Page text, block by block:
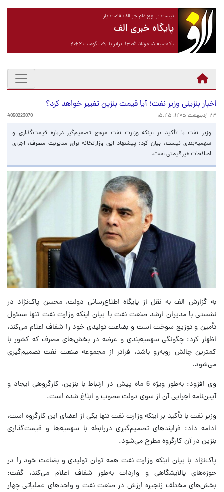
نیست بر لوح دلم جز الف قامت یار
پایگاه خبری الف
یک‌شنبه ۱۸ مرداد ۱۴۰۵ برابر با ۰۹ آگوست ۲۰۲۶
اخبار بنزینی وزیر نفت؛ آیا قیمت بنزین تغییر خواهد کرد؟
۲۳ اردیبهشت ۱۴۰۵، ۱۵:۴۵ 4050223070
وزیر نفت با تأکید بر اینکه وزارت نفت مرجع تصمیم‌گیر درباره قیمت‌گذاری و
سهمیه‌بندی نیست، بیان کرد: پیشنهاد این وزارتخانه برای مدیریت مصرف، اجرای
اصلاحات غیرقیمتی است.
به گزارش الف به نقل از پایگاه اطلاع‌رسانی دولت، محسن پاک‌نژاد در
نشستی با مدیران ارشد صنعت نفت با بیان اینکه وزارت نفت تنها مسئول
تأمین و توزیع سوخت است و بضاعت تولیدی خود را شفاف اعلام می‌کند،
اظهار کرد: چگونگی سهمیه‌بندی و عرضه در بخش‌های مصرف که کشور با
کمترین چالش روبه‌رو باشد، فراتر از مجموعه صنعت نفت تصمیم‌گیری
می‌شود.
وی افزود: به‌طور ویژه 6 ماه پیش در ارتباط با بنزین، کارگروهی ایجاد و
آیین‌نامه اجرایی آن از سوی دولت مصوب و ابلاغ شده است.
وزیر نفت با تأکید بر اینکه وزارت نفت تنها یکی از اعضای این کارگروه است،
ادامه داد: فرایندهای تصمیم‌گیری دررابطه‌ با سهمیه‌ها و قیمت‌گذاری
بنزین در آن کارگروه مطرح می‌شود.
پاک‌نژاد با بیان اینکه وزارت نفت همه توان تولیدی و بضاعت خود را در
حوزه‌های پالایشگاهی و واردات به‌طور شفاف اعلام می‌کند، گفت:
بخش‌های مختلف زنجیره ارزش در صنعت نفت و واحدهای عملیاتی چهار